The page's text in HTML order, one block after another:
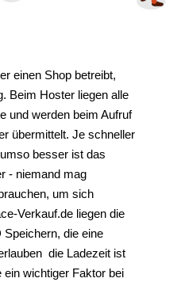
einen Shop betreibt,
Beim Hoster liegen alle
und werden beim Aufruf
übermittelt. Je schneller
besser ist das
- niemand mag
um sich
Verkauf.de liegen die
Speichern, die eine
 die Ladezeit ist
ein wichtiger Faktor bei